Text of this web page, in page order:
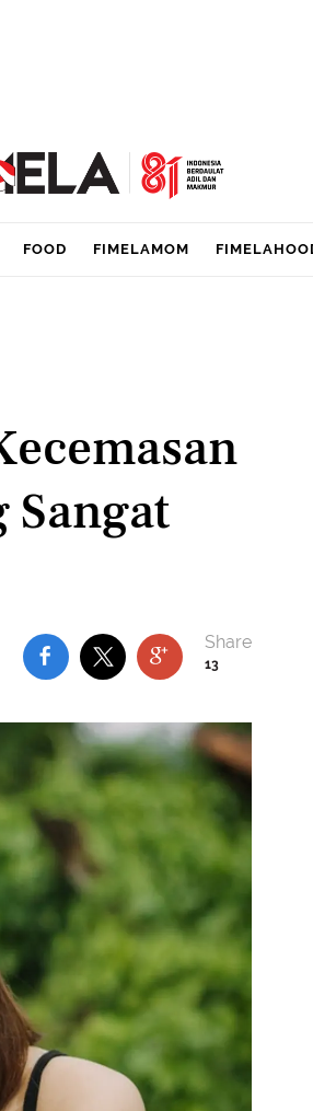
FOOD FIMELAMOM
13